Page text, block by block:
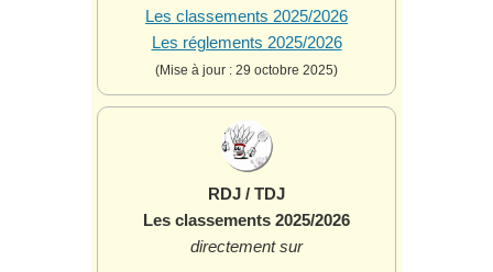
Les classements 2025/2026
Les réglements 2025/2026
(Mise à jour : 29 octobre 2025)
RDJ / TDJ
Les classements 2025/2026
directement sur